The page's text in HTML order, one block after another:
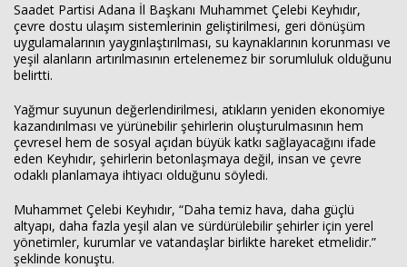
Saadet Partisi Adana İl Başkanı Muhammet Çelebi Keyhıdır,
çevre dostu ulaşım sistemlerinin geliştirilmesi, geri dönüşüm
uygulamalarının yaygınlaştırılması, su kaynaklarının korunması ve
yeşil alanların artırılmasının ertelenemez bir sorumluluk olduğunu
belirtti.
Yağmur suyunun değerlendirilmesi, atıkların yeniden ekonomiye
kazandırılması ve yürünebilir şehirlerin oluşturulmasının hem
çevresel hem de sosyal açıdan büyük katkı sağlayacağını ifade
eden Keyhıdır, şehirlerin betonlaşmaya değil, insan ve çevre
odaklı planlamaya ihtiyacı olduğunu söyledi.
Muhammet Çelebi Keyhıdır, “Daha temiz hava, daha güçlü
altyapı, daha fazla yeşil alan ve sürdürülebilir şehirler için yerel
yönetimler, kurumlar ve vatandaşlar birlikte hareket etmelidir.”
şeklinde konuştu.